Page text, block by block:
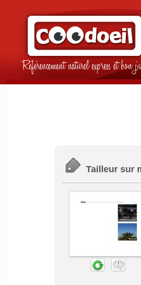
Référencement naturel express et
Tailleur sur